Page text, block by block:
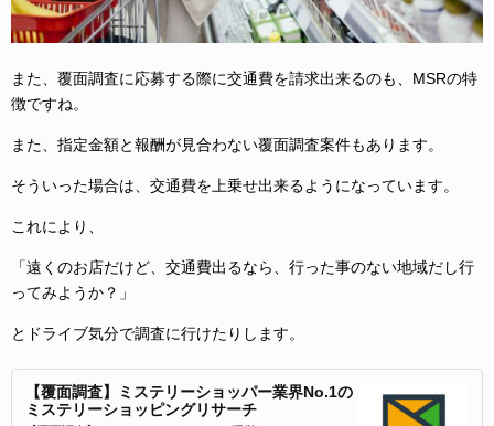
また、覆面調査に応募する際に交通費を請求出来るのも、MSRの特
徴ですね。
また、指定金額と報酬が見合わない覆面調査案件もあります。
そういった場合は、交通費を上乗せ出来るようになっています。
これにより、
「遠くのお店だけど、交通費出るなら、行った事のない地域だし行
ってみようか？」
とドライブ気分で調査に行けたりします。
【覆面調査】ミステリーショッパー業界No.1の
ミステリーショッピングリサーチ